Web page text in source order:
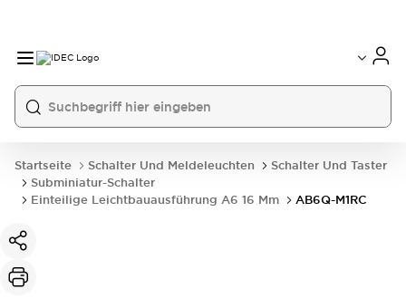
Startseite Schalter Und Meldeleuchten
Schalter Und Taster
Subminiatur-Schalter
Einteilige Leichtbauausführung A6 16 Mm
AB6Q-M1RC